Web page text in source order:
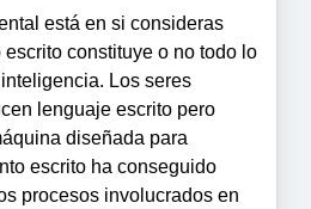
está en si consideras
constituye o no todo lo
Los seres
lenguaje escrito pero
diseñada para
escrito ha conseguido
procesos involucrados en